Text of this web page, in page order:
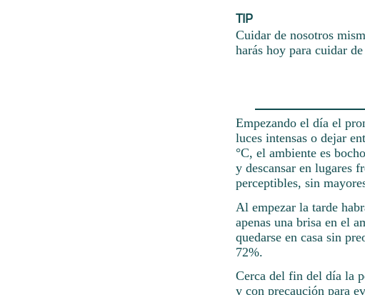
TIP
Cuidar de nosotros
harás hoy para cuidar
Empezando el día el
luces intensas o dejar
°C, el ambiente es
y descansar en lugares
perceptibles, sin
Al empezar la tarde
apenas una brisa en el
quedarse en casa sin
72%.
Cerca del fin del día la
y con precaución para